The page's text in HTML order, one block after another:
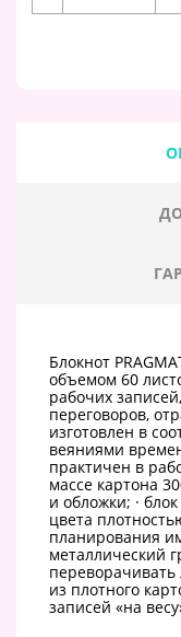
Блокнот
объемом 60
рабочих
переговоров,
изготовлен в
веяниями
практичен в
массе картона
и обложки; ·
цвета
планирования
металлический
переворачивать
из плотного
записей «на